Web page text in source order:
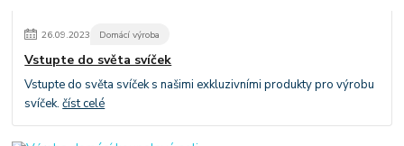
26.09.2023 Domácí výroba
Vstupte do světa svíček
Vstupte do světa svíček s našimi exkluzivními produkty pro výrobu
svíček.číst celé